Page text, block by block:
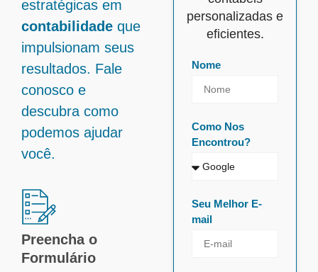
estratégicas em
contabilidade que
impulsionam seus
resultados. Fale
conosco e
descubra como
podemos ajudar
você.
Preencha o
Formulário
personalizadas e
eficientes.
Nome
Como Nos
Encontrou?
Seu Melhor E-
mail